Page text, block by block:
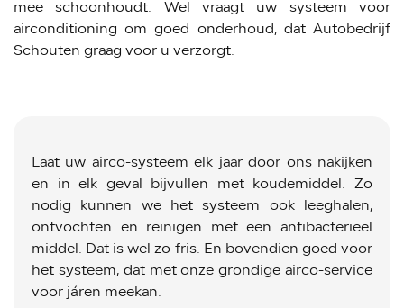
mee schoonhoudt. Wel vraagt uw systeem voor
airconditioning om goed onderhoud, dat Autobedrijf
Schouten graag voor u verzorgt.
Laat uw airco-systeem elk jaar door ons nakijken
en in elk geval bijvullen met koudemiddel. Zo
nodig kunnen we het systeem ook leeghalen,
ontvochten en reinigen met een antibacterieel
middel. Dat is wel zo fris. En bovendien goed voor
het systeem, dat met onze grondige airco-service
voor járen meekan.